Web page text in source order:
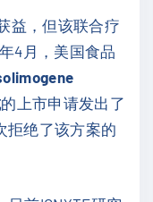
益，但该联合疗
4月，美国食品
的上市申请发出了
拒绝了该方案的